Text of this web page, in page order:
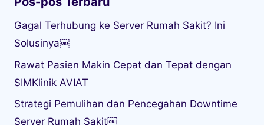
Gagal Terhubung ke Server Rumah Sakit? Ini
Solusinya￼
Rawat Pasien Makin Cepat dan Tepat dengan
SIMKlinik AVIAT
Strategi Pemulihan dan Pencegahan Downtime
Server Rumah Sakit￼